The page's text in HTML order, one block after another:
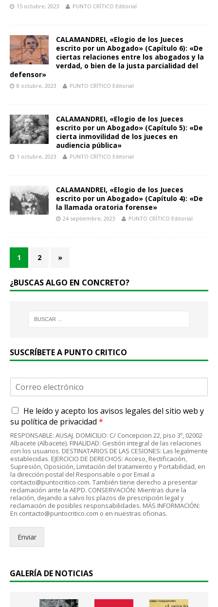
15 octubre, 2023 PUNTO CRÍTICO Editorial
CALAMANDREI, «Elogio de los Jueces
escrito por un Abogado» (Capítulo 6): «De
ciertas relaciones entre los abogados y la
verdad, o bien de la justa parcialidad del
defensor»
8 octubre, 2023 PUNTO CRÍTICO Editorial
CALAMANDREI, «Elogio de los Jueces
escrito por un Abogado» (Capítulo 5): «De
cierta inmovilidad de los jueces en
audiencia pública»
1 octubre, 2023 PUNTO CRÍTICO Editorial
CALAMANDREI, «Elogio de los Jueces
escrito por un Abogado» (Capítulo 4): «De
la llamada oratoria forense»
24 septiembre, 2023 PUNTO CRÍTICO Editorial
1 2 »
¿BUSCAS ALGO EN CONCRETO?
SUSCRÍBETE A PUNTO CRITICO
r
e
o
e
l
e
c
t
r
ó
n
i
c
.
A
c
e
r
d
o
R
G
P
D
*
He leído y acepto los avisos legales del sitio web y
su política de privacidad *
RESPONSABLE: AUSAJ. DOMICILIO: C/ Concepcion 22, piso 3º, 02002
Albacete (Albacete). FINALIDAD: Gestión integral de las relaciones
con los usuarios. DESTINATARIOS DE LAS CESIONES: Las legalmente
establecidas. EJERCICIO DE DERECHOS: Acceso, Rectificación,
Supresión, Oposición, Limitación del tratamiento y Portabilidad, en
la dirección postal del Responsable o por Email a
contacto@puntocritico.com. También tiene derecho a presentar
reclamación ante la AEPD. CONSERVACIÓN: Mientras dure la
relación, dejando a salvo los plazos de prescripción legal y
reclamación de posibles responsabilidades. MÁS INFORMACIÓN:
En contacto@puntocritico.com o en nuestras oficinas.
Enviar
GALERÍA DE NOTICIAS